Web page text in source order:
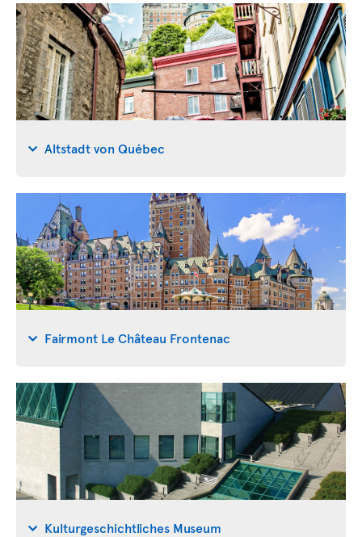
Altstadt von Québec
Fairmont Le Château Frontenac
Kulturgeschichtliches Museum